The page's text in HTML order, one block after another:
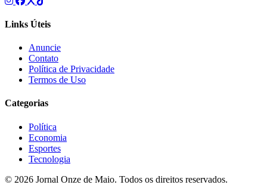
Links Úteis
Anuncie
Contato
Política de Privacidade
Termos de Uso
Categorias
Política
Economia
Esportes
Tecnologia
© 2026 Jornal Onze de Maio. Todos os direitos reservados.